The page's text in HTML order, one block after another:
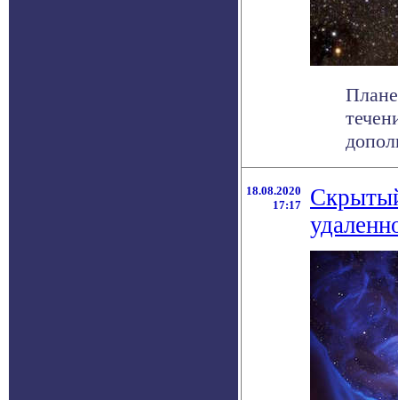
18.08.2020
17:17